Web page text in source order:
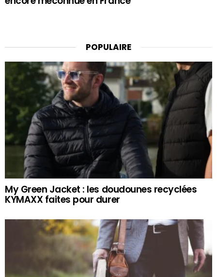
POPULAIRE
My Green Jacket : les doudounes recyclées
KYMAXX faites pour durer